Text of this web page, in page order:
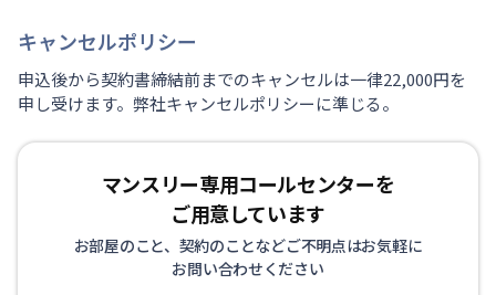
キャンセルポリシー
申込後から契約書締結前までのキャンセルは一律22,000円を
申し受けます。弊社キャンセルポリシーに準じる。
マンスリー専用コールセンターを
ご用意しています
お部屋のこと、契約のことなどご不明点はお気軽に
お問い合わせください